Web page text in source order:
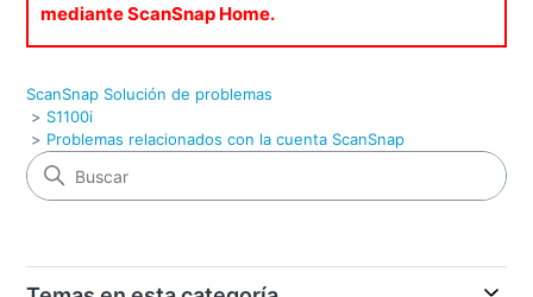
mediante ScanSnap Home.
ScanSnap Solución de problemas
S1100i
Problemas relacionados con la cuenta ScanSnap